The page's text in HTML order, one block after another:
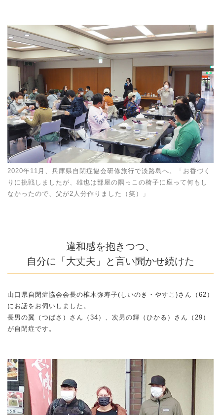
2020年11月、兵庫県自閉症協会研修旅行で淡路島へ。「お香づく
りに挑戦しましたが、雄也は部屋の隅っこの椅子に座って何もし
なかったので、父が2人分作りました（笑）」
違和感を抱きつつ、
自分に「大丈夫」と言い聞かせ続けた
山口県自閉症協会会長の椎木弥寿子(しいのき・やすこ)さん（62）
にお話をお伺いしました。
長男の翼（つばさ）さん（34）、次男の輝（ひかる）さん（29）
が自閉症です。